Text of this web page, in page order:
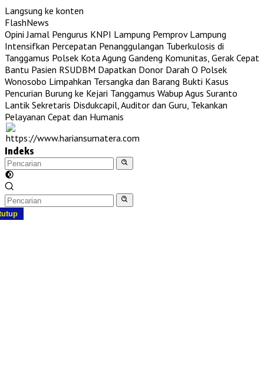
Langsung ke konten
FlashNews
Opini Jamal Pengurus KNPI Lampung Pemprov Lampung
Intensifkan Percepatan Penanggulangan Tuberkulosis di
Tanggamus Polsek Kota Agung Gandeng Komunitas, Gerak Cepat
Bantu Pasien RSUDBM Dapatkan Donor Darah O Polsek
Wonosobo Limpahkan Tersangka dan Barang Bukti Kasus
Pencurian Burung ke Kejari Tanggamus Wabup Agus Suranto
Lantik Sekretaris Disdukcapil, Auditor dan Guru, Tekankan
Pelayanan Cepat dan Humanis
Indeks